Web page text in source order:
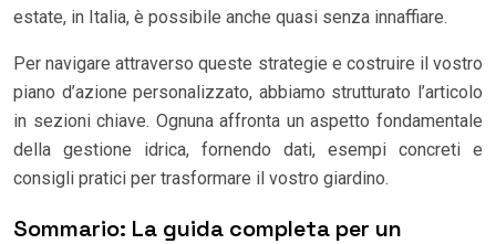
estate, in Italia, è possibile anche quasi senza innaffiare.
Per navigare attraverso queste strategie e costruire il vostro
piano d’azione personalizzato, abbiamo strutturato l’articolo
in sezioni chiave. Ognuna affronta un aspetto fondamentale
della gestione idrica, fornendo dati, esempi concreti e
consigli pratici per trasformare il vostro giardino.
Sommario: La guida completa per un